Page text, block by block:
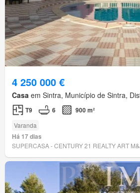
4 250 000 €
Casa em Sintra, Município de Sintra,
T9 6 900 m²
Varanda
Há 17 dias
SUPERCASA - CENTURY 21 REALTY ART